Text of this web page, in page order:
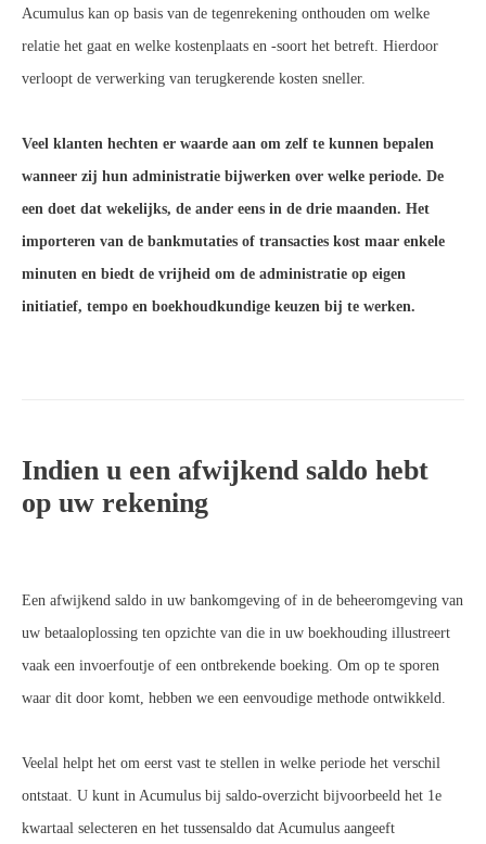
Acumulus kan op basis van de tegenrekening onthouden om welke
relatie het gaat en welke kostenplaats en -soort het betreft. Hierdoor
verloopt de verwerking van terugkerende kosten sneller.
Veel klanten hechten er waarde aan om zelf te kunnen bepalen
wanneer zij hun administratie bijwerken over welke periode. De
een doet dat wekelijks, de ander eens in de drie maanden. Het
importeren van de bankmutaties of transacties kost maar enkele
minuten en biedt de vrijheid om de administratie op eigen
initiatief, tempo en boekhoudkundige keuzen bij te werken.
Indien u een afwijkend saldo hebt
op uw rekening
Een afwijkend saldo in uw bankomgeving of in de beheeromgeving van
uw betaaloplossing ten opzichte van die in uw boekhouding illustreert
vaak een invoerfoutje of een ontbrekende boeking. Om op te sporen
waar dit door komt, hebben we een eenvoudige methode ontwikkeld.
Veelal helpt het om eerst vast te stellen in welke periode het verschil
ontstaat. U kunt in Acumulus bij saldo-overzicht bijvoorbeeld het 1e
kwartaal selecteren en het tussensaldo dat Acumulus aangeeft